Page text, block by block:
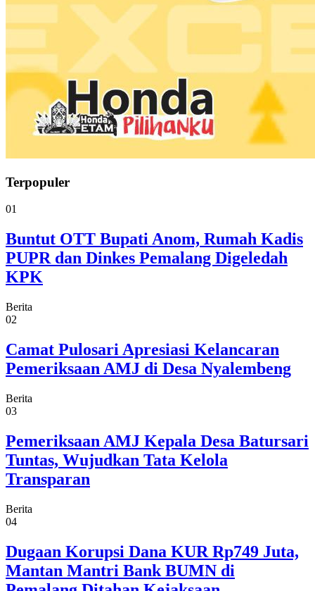
Terpopuler
01
Buntut OTT Bupati Anom, Rumah Kadis
PUPR dan Dinkes Pemalang Digeledah
KPK
Berita
02
Camat Pulosari Apresiasi Kelancaran
Pemeriksaan AMJ di Desa Nyalembeng
Berita
03
Pemeriksaan AMJ Kepala Desa Batursari
Tuntas, Wujudkan Tata Kelola
Transparan
Berita
04
Dugaan Korupsi Dana KUR Rp749 Juta,
Mantan Mantri Bank BUMN di